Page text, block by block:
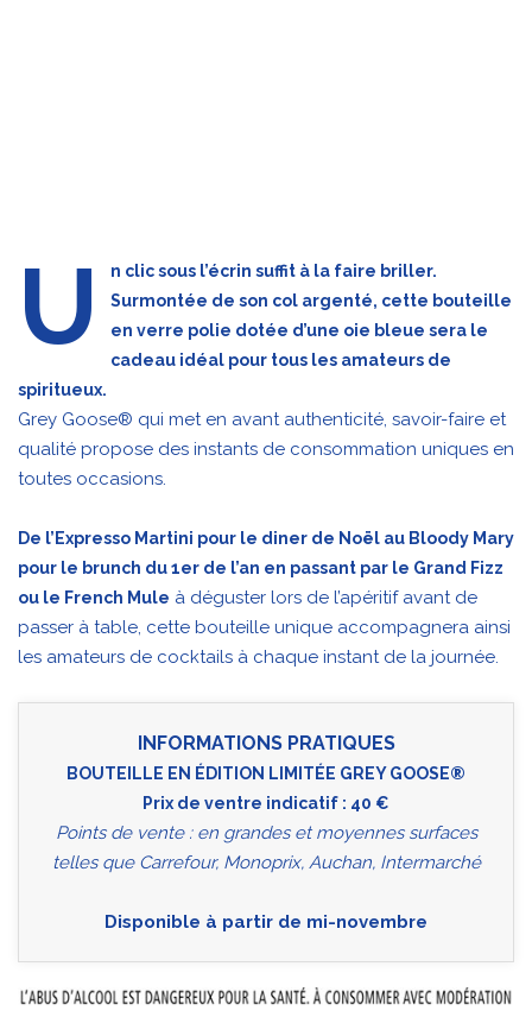
U
n clic sous l’écrin suffit à la faire briller.
Surmontée de son col argenté, cette bouteille
en verre polie dotée d’une oie bleue sera le
cadeau idéal pour tous les amateurs de
spiritueux.
Grey Goose® qui met en avant authenticité, savoir-faire et
qualité propose des instants de consommation uniques en
toutes occasions.
De l’Expresso Martini pour le diner de Noël au Bloody Mary
pour le brunch du 1er de l’an en passant par le Grand Fizz
ou le French Mule à déguster lors de l’apéritif avant de
passer à table, cette bouteille unique accompagnera ainsi
les amateurs de cocktails à chaque instant de la journée.
INFORMATIONS PRATIQUES
BOUTEILLE EN ÉDITION LIMITÉE GREY GOOSE®
Prix de ventre indicatif : 40 €
Points de vente : en grandes et moyennes surfaces
telles que Carrefour, Monoprix, Auchan, Intermarché
Disponible à partir de mi-novembre